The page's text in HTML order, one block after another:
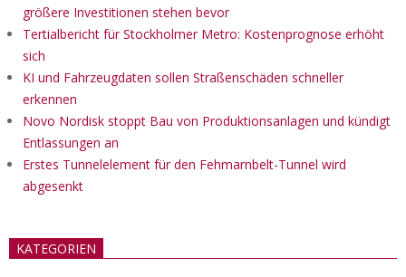
größere Investitionen stehen bevor
Tertialbericht für Stockholmer Metro: Kostenprognose erhöht
sich
KI und Fahrzeugdaten sollen Straßenschäden schneller
erkennen
Novo Nordisk stoppt Bau von Produktionsanlagen und kündigt
Entlassungen an
Erstes Tunnelelement für den Fehmarnbelt-Tunnel wird
abgesenkt
KATEGORIEN